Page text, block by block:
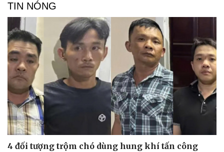
TIN NÓNG
4 đối tượng trộm chó dùng hung khí tấn công